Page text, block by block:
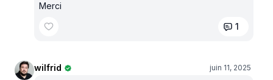
Merci
1
wilfrid juin 11, 2025